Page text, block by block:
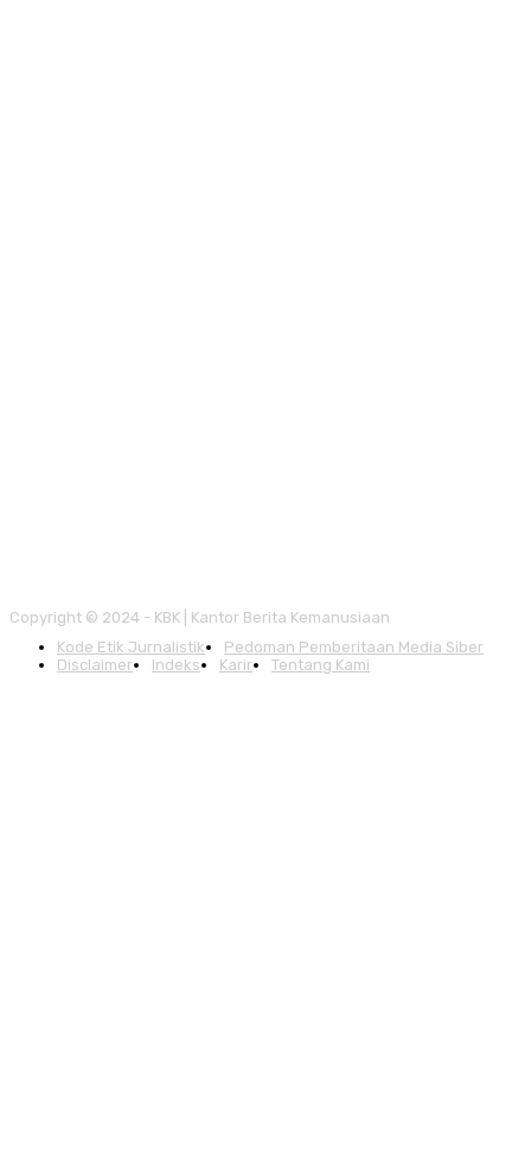
Copyright © 2024 - KBK | Kantor Berita Kemanusiaan
Kode Etik Jurnalistik
Pedoman Pemberitaan Media Siber
Disclaimer
Indeks Karir Tentang Kami